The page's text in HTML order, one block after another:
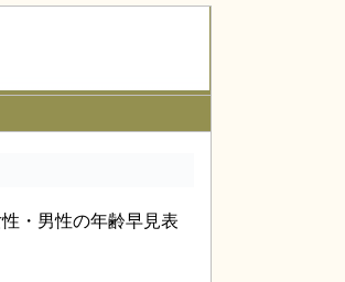
・男性の年齢早見表